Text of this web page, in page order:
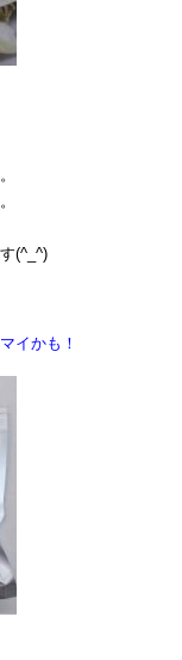
(^_^)
イかも！